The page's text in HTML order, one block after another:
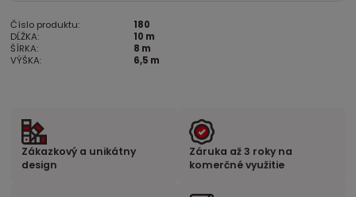
Číslo produktu:
180
DĹŽKA:
10 m
ŠÍRKA:
8 m
VÝŠKA:
6,5 m
Zákazkový a unikátny
design
Záruka až 3 roky na
komerčné využitie